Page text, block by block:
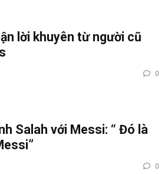
lời khuyên từ người cũ
0
Salah với Messi: “ Đó là
0